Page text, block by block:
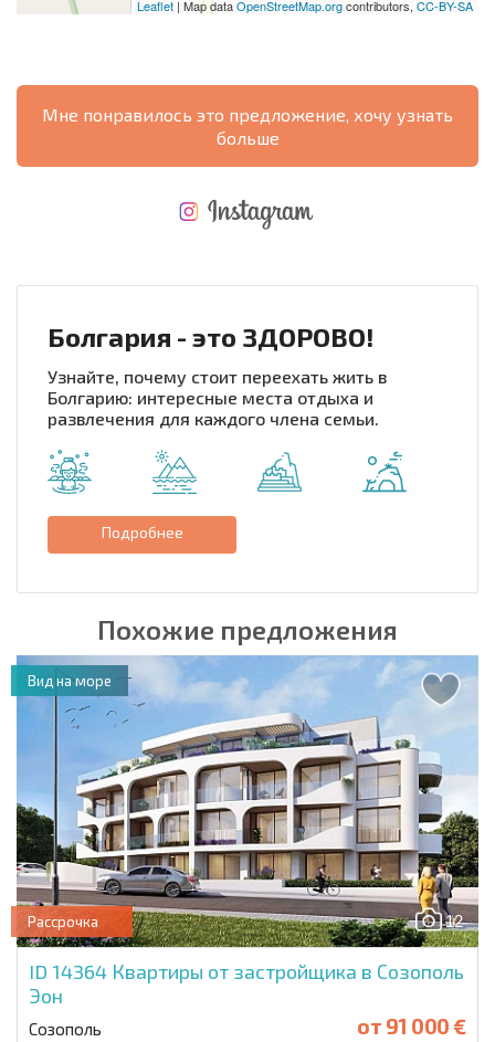
Leaflet | Map dataOpenStreetMap.orgcontributors, CC-BY-SA
Мне понравилось это предложение, хочу узнать
больше
Болгария - это ЗДОРОВО!
Узнайте, почему стоит переехать жить в
Болгарию: интересные места отдыха и
развлечения для каждого члена семьи.
Подробнее
Похожие предложения
12
Рассрочка
ID 14364 Квартиры от застройщика в Созополь
Эон
Созополь от 91 000 €
Вид на море